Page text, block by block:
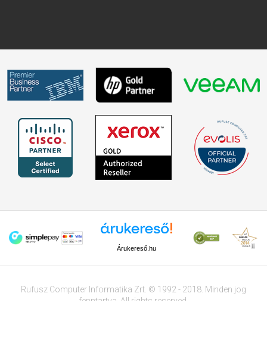
Árukereső.hu
Rufusz Computer Informatika Zrt. © 1992 - 2018. Minden jog
fenntartva. All rights reserved.